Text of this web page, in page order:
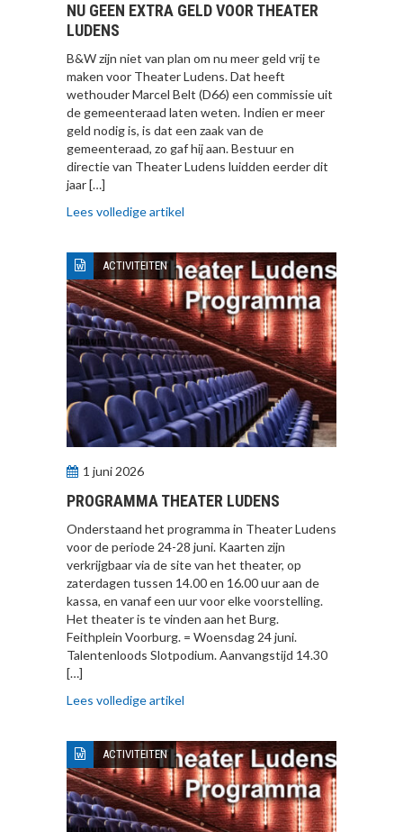
NU GEEN EXTRA GELD VOOR THEATER
LUDENS
B&W zijn niet van plan om nu meer geld vrij te
maken voor Theater Ludens. Dat heeft
wethouder Marcel Belt (D66) een commissie uit
de gemeenteraad laten weten. Indien er meer
geld nodig is, is dat een zaak van de
gemeenteraad, zo gaf hij aan. Bestuur en
directie van Theater Ludens luidden eerder dit
jaar […]
Lees volledige artikel
ACTIVITEITEN
1 juni 2026
PROGRAMMA THEATER LUDENS
Onderstaand het programma in Theater Ludens
voor de periode 24-28 juni. Kaarten zijn
verkrijgbaar via de site van het theater, op
zaterdagen tussen 14.00 en 16.00 uur aan de
kassa, en vanaf een uur voor elke voorstelling.
Het theater is te vinden aan het Burg.
Feithplein Voorburg. = Woensdag 24 juni.
Talentenloods Slotpodium. Aanvangstijd 14.30
[…]
Lees volledige artikel
ACTIVITEITEN